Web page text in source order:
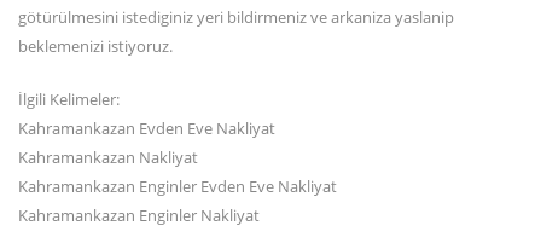
götürülmesini istediginiz yeri bildirmeniz ve arkaniza yaslanip
beklemenizi istiyoruz.
İlgili Kelimeler:
Kahramankazan Evden Eve Nakliyat
Kahramankazan Nakliyat
Kahramankazan Enginler Evden Eve Nakliyat
Kahramankazan Enginler Nakliyat